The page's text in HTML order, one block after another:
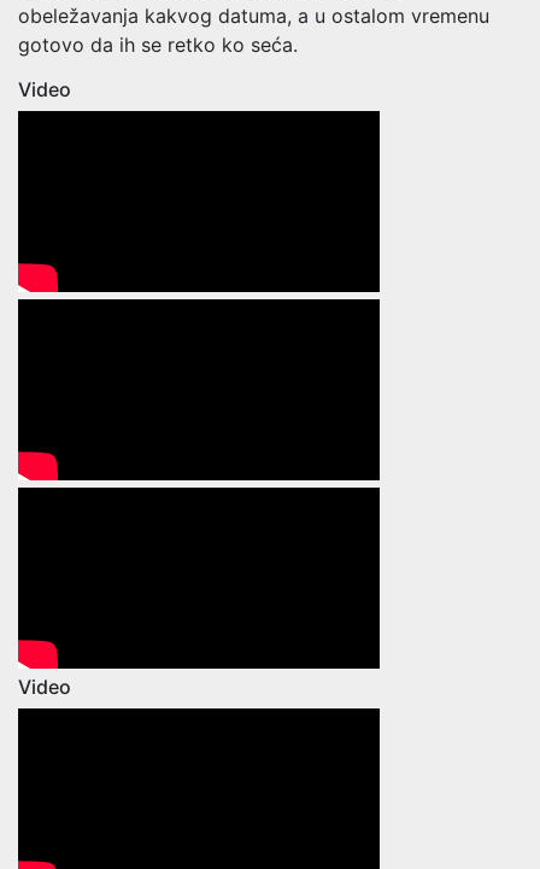
obeležavanja kakvog datuma, a u ostalom vremenu
gotovo da ih se retko ko seća.
Video
Video